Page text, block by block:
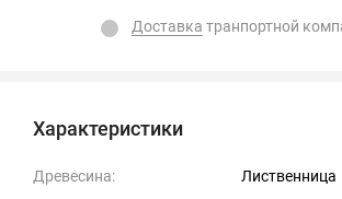
Характеристики
Древесина:
Лиственница
Доставка транпортной